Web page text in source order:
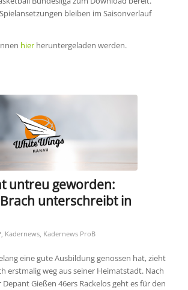
bleiben im Saisonverlauf
hierheruntergeladen werden.
untreu geworden:
unterschreibt in
, Kadernews, Kadernews ProB
eine gute Ausbildung genossen hat, zieht
erstmalig weg aus seiner Heimatstadt. Nach
Gießen 46ers Rackelos geht es für den